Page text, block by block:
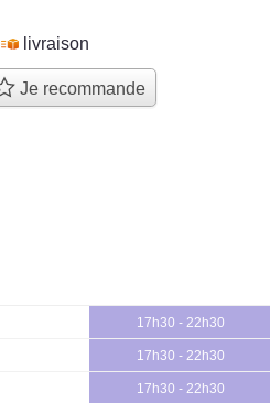
livraison
Je recommande
17h30 - 22h30
17h30 - 22h30
17h30 - 22h30